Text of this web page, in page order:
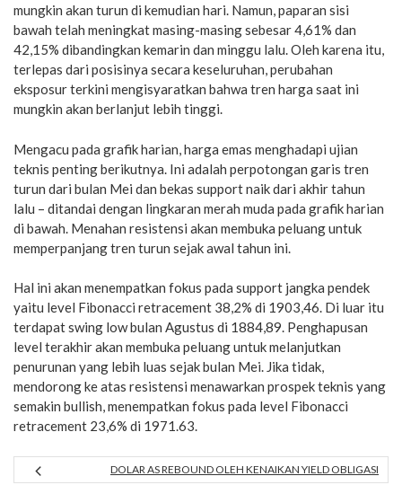
mungkin akan turun di kemudian hari. Namun, paparan sisi
bawah telah meningkat masing-masing sebesar 4,61% dan
42,15% dibandingkan kemarin dan minggu lalu. Oleh karena itu,
terlepas dari posisinya secara keseluruhan, perubahan
eksposur terkini mengisyaratkan bahwa tren harga saat ini
mungkin akan berlanjut lebih tinggi.
Mengacu pada grafik harian, harga emas menghadapi ujian
teknis penting berikutnya. Ini adalah perpotongan garis tren
turun dari bulan Mei dan bekas support naik dari akhir tahun
lalu – ditandai dengan lingkaran merah muda pada grafik harian
di bawah. Menahan resistensi akan membuka peluang untuk
memperpanjang tren turun sejak awal tahun ini.
Hal ini akan menempatkan fokus pada support jangka pendek
yaitu level Fibonacci retracement 38,2% di 1903,46. Di luar itu
terdapat swing low bulan Agustus di 1884,89. Penghapusan
level terakhir akan membuka peluang untuk melanjutkan
penurunan yang lebih luas sejak bulan Mei. Jika tidak,
mendorong ke atas resistensi menawarkan prospek teknis yang
semakin bullish, menempatkan fokus pada level Fibonacci
retracement 23,6% di 1971.63.
DOLAR AS REBOUND OLEH KENAIKAN YIELD OBLIGASI